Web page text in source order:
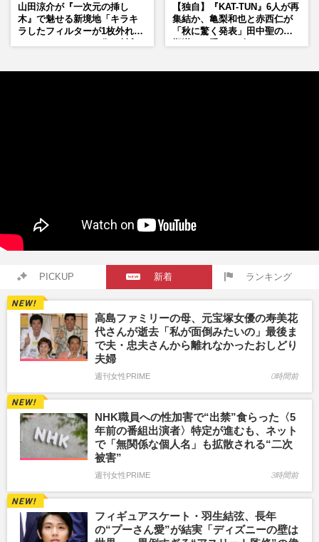
山田涼介が『一次元の挿し
木』で魅せる新境地「キラキ
ラしたフィルターが1枚外れて
【独自】『KAT-TUN』6人が再
集結か、亀梨和也と赤西仁が
「秋に驚く発表」田中聖の刑
PICKUP 新着 ランキング
高島ファミリーの母、元宝塚女優の寿美花
代さんが逝去「私が面倒みたいの」最後ま
で夫・忠夫さんから離れなかったおしどり
夫婦
週刊女性PRIME 0時間前
NHK職員への性加害で“出禁”食らった〈5
年前の番組出演者〉特定が進むも、ネット
で「無関係な個人名」も拡散される“二次
被害”
週刊女性PRIME 3時間前
フィギュアスケート・羽生結弦、長年
の“プーさん愛”が結実「ディズニーの壁は